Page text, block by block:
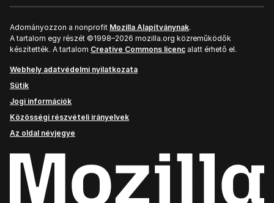
Adományozzon a nonprofit Mozilla Alapítványnak.
A tartalom egy részét ©1998–2026 mozilla.org közreműködők
készítették. A tartalom Creative Commons licenc alatt érhető el.
Webhely adatvédelmi nyilatkozata
Sütik
Jogi információk
Közösségi részvételi irányelvek
Az oldal névjegye